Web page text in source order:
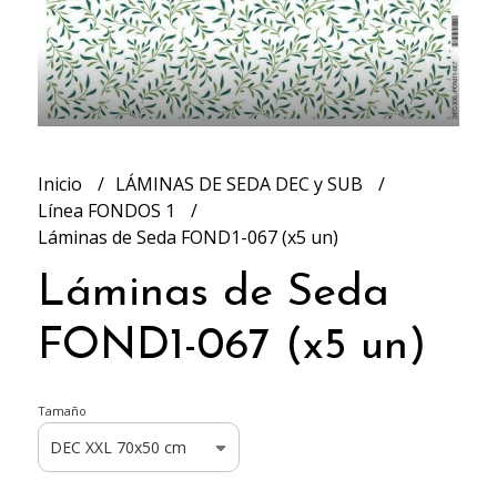
Inicio
LÁMINAS DE SEDA DEC y SUB
Línea FONDOS 1
Láminas de Seda FOND1-067 (x5 un)
Láminas de Seda
FOND1-067 (x5 un)
Tamaño